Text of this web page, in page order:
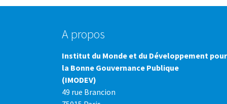
A propos
Institut du Monde et du Développement pour
la Bonne Gouvernance Publique
(IMODEV)
49 rue Brancion